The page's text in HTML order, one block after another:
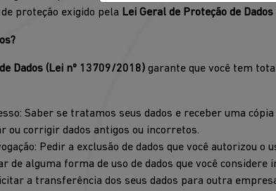
proteção exigido pela Lei Geral de Proteção de Dados
Dados (Lei nº 13709/2018) garante que você tem
Saber se tratamos seus dados e receber uma cópia
ou corrigir dados antigos ou incorretos.
Pedir a exclusão de dados que você
de alguma forma de uso de dados que você considere
a transferência dos seus dados para outra